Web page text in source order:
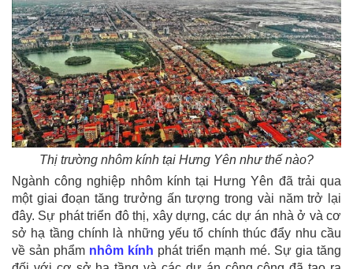
Thị trường nhôm kính tại Hưng Yên như thế nào?
Ngành công nghiệp nhôm kính tại Hưng Yên đã trải qua
một giai đoạn tăng trưởng ấn tượng trong vài năm trở lại
đây. Sự phát triển đô thị, xây dựng, các dự án nhà ở và cơ
sở hạ tầng chính là những yếu tố chính thúc đẩy nhu cầu
về sản phẩm nhôm kính phát triển mạnh mé. Sự gia tăng